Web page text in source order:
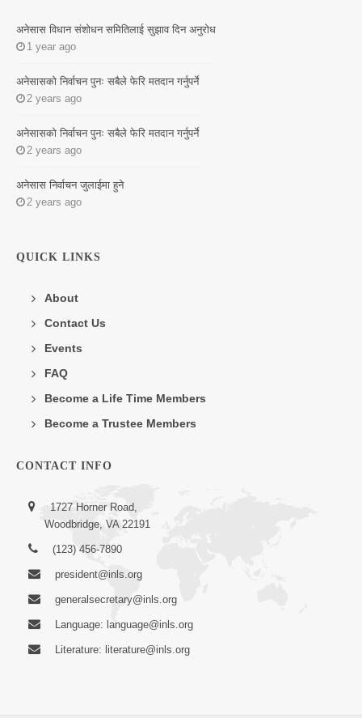
अनेसास विधान संशोधन समितिलाई सुझाव दिन अनुरोध
1 year ago
अनेसासको निर्वाचन पुनः सबैले फेरि मतदान गर्नुपर्ने
2 years ago
अनेसासको निर्वाचन पुनः सबैले फेरि मतदान गर्नुपर्ने
2 years ago
अनेसास निर्वाचन जुलाईमा हुने
2 years ago
QUICK LINKS
About
Contact Us
Events
FAQ
Become a Life Time Members
Become a Trustee Members
CONTACT INFO
1727 Horner Road,
Woodbridge, VA 22191
(123) 456-7890
president@inls.org
generalsecretary@inls.org
Language: language@inls.org
Literature: literature@inls.org